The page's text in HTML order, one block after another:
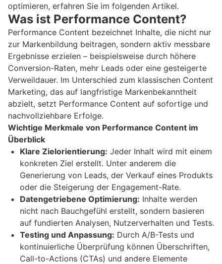
optimieren, erfahren Sie im folgenden Artikel.
Was ist Performance Content?
Performance Content bezeichnet Inhalte, die nicht nur
zur Markenbildung beitragen, sondern aktiv messbare
Ergebnisse erzielen – beispielsweise durch höhere
Conversion-Raten, mehr Leads oder eine gesteigerte
Verweildauer. Im Unterschied zum klassischen Content
Marketing, das auf langfristige Markenbekanntheit
abzielt, setzt Performance Content auf sofortige und
nachvollziehbare Erfolge.
Wichtige Merkmale von Performance Content im
Überblick
Klare Zielorientierung: Jeder Inhalt wird mit einem
konkreten Ziel erstellt. Unter anderem die
Generierung von Leads, der Verkauf eines Produkts
oder die Steigerung der Engagement-Rate.
Datengetriebene Optimierung: Inhalte werden
nicht nach Bauchgefühl erstellt, sondern basieren
auf fundierten Analysen, Nutzerverhalten und Tests.
Testing und Anpassung: Durch A/B-Tests und
kontinuierliche Überprüfung können Überschriften,
Call-to-Actions (CTAs) und andere Elemente